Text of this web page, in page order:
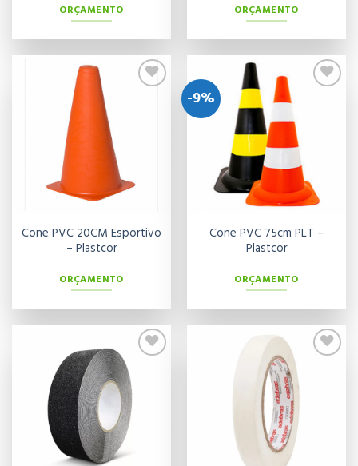
ORÇAMENTO ORÇAMENTO
Cone PVC 20CM Esportivo
– Plastcor
ORÇAMENTO
-9%
Cone PVC 75cm PLT –
Plastcor
ORÇAMENTO
Adicionar
aos meus
desejos
Adicionar
aos meus